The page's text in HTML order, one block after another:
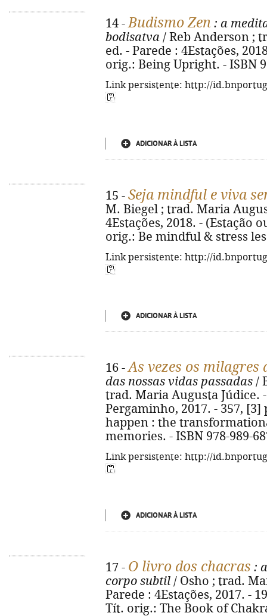
14 -Budismo Zen : a
bodisatva / Reb Anderson ;
ed. - Parede : 4Estações,
orig.: Being Upright. - ISBN
Link persistente: http://
ADICIONAR À LISTA
15 - Seja mindful e viva
M. Biegel ; trad. Maria
4Estações, 2018. - (Estação
orig.: Be mindful & stress
Link persistente: http://
ADICIONAR À LISTA
16 -As vezes os milagres
das nossas vidas passadas /
trad. Maria Augusta Júdice.
Pergaminho, 2017. - 357,
happen : the
memories. - ISBN 978-989-
Link persistente: http://
ADICIONAR À LISTA
17 - O livro dos chacras :
corpo subtil / Osho ; trad.
Parede : 4Estações, 2017. -
Tít. orig.: The Book of